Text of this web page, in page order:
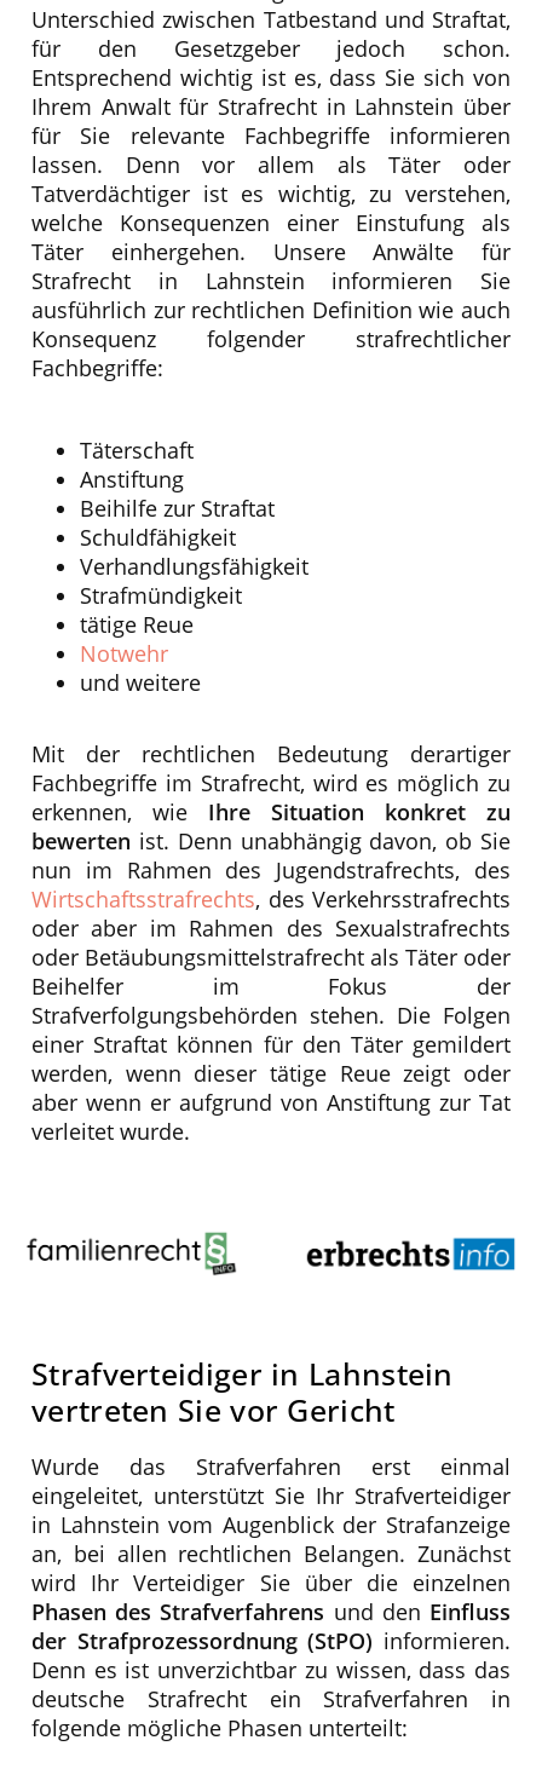
Unterschied zwischen Tatbestand und Straftat,
für den Gesetzgeber jedoch schon.
Entsprechend wichtig ist es, dass Sie sich von
Ihrem Anwalt für Strafrecht in Lahnstein über
für Sie relevante Fachbegriffe informieren
lassen. Denn vor allem als Täter oder
Tatverdächtiger ist es wichtig, zu verstehen,
welche Konsequenzen einer Einstufung als
Täter einhergehen. Unsere Anwälte für
Strafrecht in Lahnstein informieren Sie
ausführlich zur rechtlichen Definition wie auch
Konsequenz folgender strafrechtlicher
Fachbegriffe:
Täterschaft
Anstiftung
Beihilfe zur Straftat
Schuldfähigkeit
Verhandlungsfähigkeit
Strafmündigkeit
tätige Reue
Notwehr
und weitere
Mit der rechtlichen Bedeutung derartiger
Fachbegriffe im Strafrecht, wird es möglich zu
erkennen, wie Ihre Situation konkret zu
bewerten ist. Denn unabhängig davon, ob Sie
nun im Rahmen des Jugendstrafrechts, des
Wirtschaftsstrafrechts, des Verkehrsstrafrechts
oder aber im Rahmen des Sexualstrafrechts
oder Betäubungsmittelstrafrecht als Täter oder
Beihelfer im Fokus der
Strafverfolgungsbehörden stehen. Die Folgen
einer Straftat können für den Täter gemildert
werden, wenn dieser tätige Reue zeigt oder
aber wenn er aufgrund von Anstiftung zur Tat
verleitet wurde.
Strafverteidiger in Lahnstein
vertreten Sie vor Gericht
Wurde das Strafverfahren erst einmal
eingeleitet, unterstützt Sie Ihr Strafverteidiger
in Lahnstein vom Augenblick der Strafanzeige
an, bei allen rechtlichen Belangen. Zunächst
wird Ihr Verteidiger Sie über die einzelnen
Phasen des Strafverfahrens und den Einfluss
der Strafprozessordnung (StPO) informieren.
Denn es ist unverzichtbar zu wissen, dass das
deutsche Strafrecht ein Strafverfahren in
folgende mögliche Phasen unterteilt: